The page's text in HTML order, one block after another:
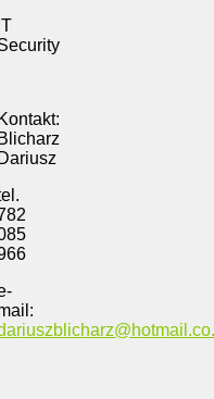
IT
Kontakt:
Blicharz
Dariusz